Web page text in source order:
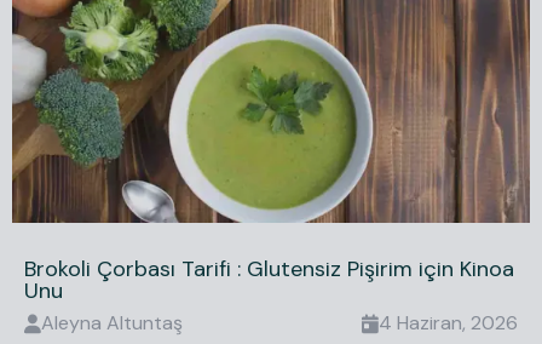
Brokoli Çorbası Tarifi : Glutensiz Pişirim için Kinoa
Unu
Aleyna Altuntaş 4 Haziran, 2026